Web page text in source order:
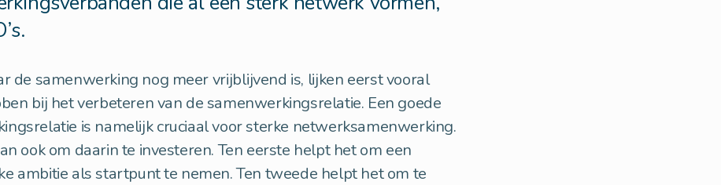
de samenwerking nog meer vrijblijvend is, lijken eerst vooral
bij het verbeteren van de samenwerkingsrelatie. Een goede
is namelijk cruciaal voor sterke netwerksamenwerking.
ook om daarin te investeren. Ten eerste helpt het om een
ambitie als startpunt te nemen. Ten tweede helpt het om te